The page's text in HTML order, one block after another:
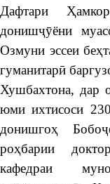
Дафтари
донишҷӯёни
Озмуни эссеи
гуманитарӣ
Хушбахтона, дар
юми ихтисоси
донишгоҳ
роҳбарии
кафедраи